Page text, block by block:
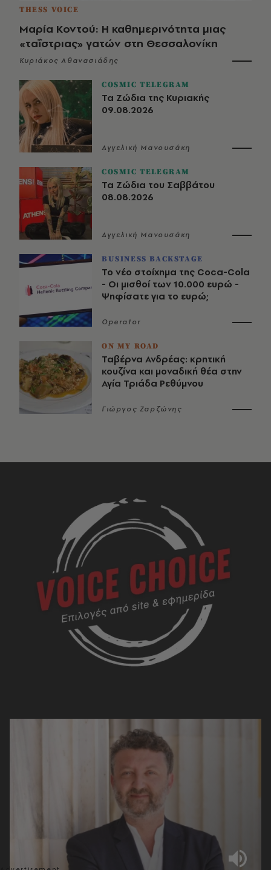
THESS VOICE
Μαρία Κοντού: Η καθημερινότητα μιας
«ταΐστριας» γατών στη Θεσσαλονίκη
Κυριάκος Αθανασιάδης
COSMIC TELEGRAM
Τα Ζώδια της Κυριακής
09.08.2026
Αγγελική Μανουσάκη
COSMIC TELEGRAM
Τα Ζώδια του Σαββάτου
08.08.2026
Αγγελική Μανουσάκη
BUSINESS BACKSTAGE
Το νέο στοίχημα της Coca-Cola
- Οι μισθοί των 10.000 ευρώ -
Ψηφίσατε για το ευρώ;
Operator
ON MY ROAD
Ταβέρνα Ανδρέας: κρητική
κουζίνα και μοναδική θέα στην
Αγία Τριάδα Ρεθύμνου
Γιώργος Ζαρζώνης